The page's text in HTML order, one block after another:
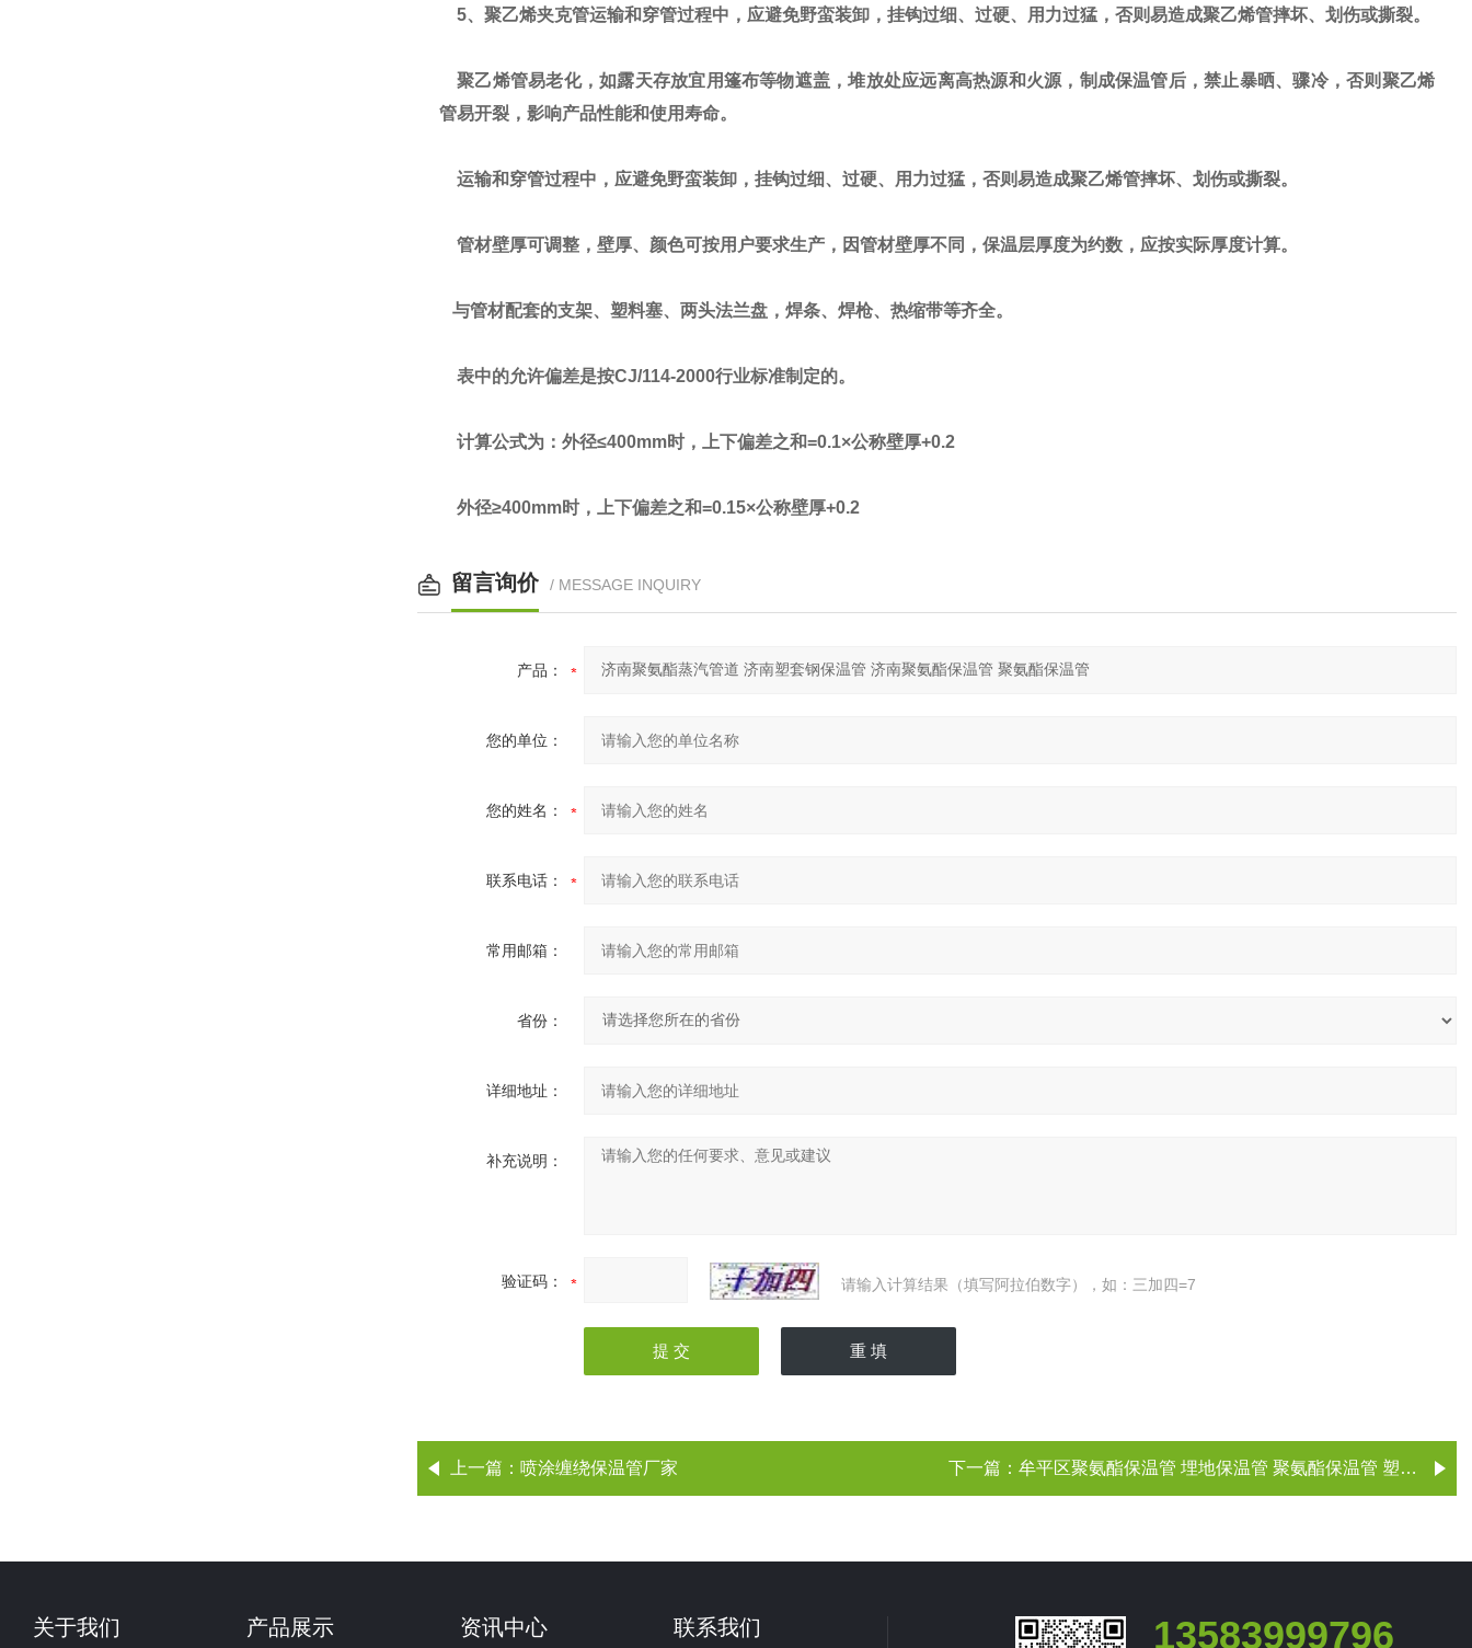
5、 聚乙烯夹克管运输和穿管过程中，应避免野蛮装卸，挂钩过细、过硬、用力过猛，否则易造成聚乙烯管摔坏、划伤或撕裂。
聚乙烯管易老化，如露天存放宜用篷布等物遮盖，堆放处应远离高热源和火源，制成保温管后，禁止暴晒、骤冷，否则聚乙烯
管易开裂，影响产品性能和使用寿命。
运输和穿管过程中，应避免野蛮装卸，挂钩过细、过硬、用力过猛，否则易造成聚乙烯管摔坏、划伤或撕裂。
管材壁厚可调整，壁厚、颜色可按用户要求生产，因管材壁厚不同，保温层厚度为约数，应按实际厚度计算。
与管材配套的支架、塑料塞、两头法兰盘，焊条、焊枪、热缩带等齐全。
表中的允许偏差是按CJ/114-2000行业标准制定的。
计算公式为：外径≤400mm时，上下偏差之和=0.1×公称壁厚+0.2
外径≥400mm时，上下偏差之和=0.15×公称壁厚+0.2
留言询价 / MESSAGE INQUIRY
产品：
您的单位：
您的姓名：
联系电话：
常用邮箱：
省份：
详细地址：
补充说明：
验证码： 请输入计算结果（填写阿拉伯数字），如：三加四=7
上一篇： 喷涂缠绕保温管厂家 下一篇： 牟平区聚氨酯保温管 埋地保温管 聚氨酯保温管 塑套钢保温管 牟平
关于我们 产品展示 资讯中心 联系我们 13583999796